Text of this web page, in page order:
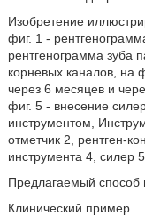
Изобретение
фиг. 1 -
рентгенограмма зуба
корневых каналов, на
через 6 месяцев и
фиг. 5 - внесение
инструментом,
отметчик 2, рентген-
инструмента 4, силер
Предлагаемый способ
Клинический пример